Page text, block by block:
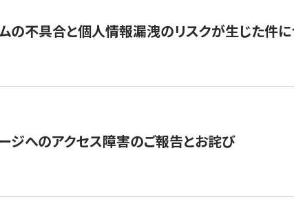
の不具合と個人情報漏洩のリスクが生じた件
ジへのアクセス障害のご報告とお詫び